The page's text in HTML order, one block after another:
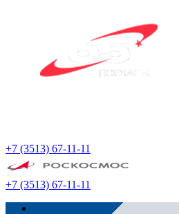
+7 (3513) 67-11-11
+7 (3513) 67-11-11